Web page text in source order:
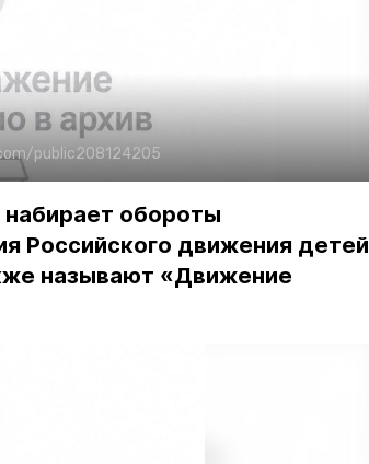
public208124205
обороты
Российского движения детей
называют «Движение